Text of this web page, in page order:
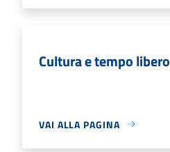
Cultura e tempo libero
VAI ALLA PAGINA